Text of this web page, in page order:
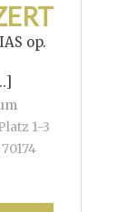
op.
1-3
70174